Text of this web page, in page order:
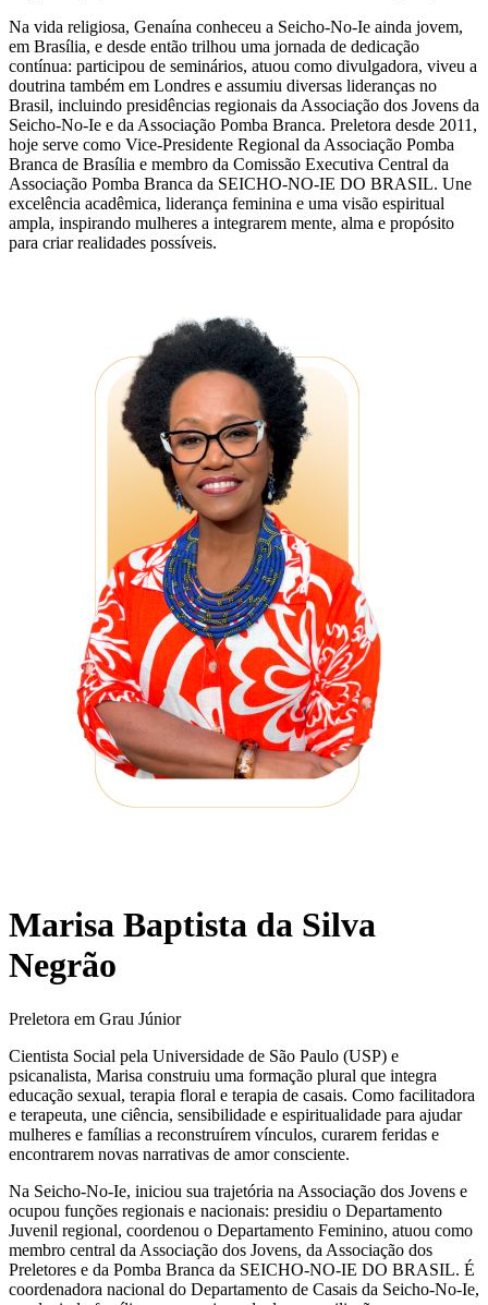
Na vida religiosa, Genaína conheceu a Seicho-No-Ie ainda jovem,
em Brasília, e desde então trilhou uma jornada de dedicação
contínua: participou de seminários, atuou como divulgadora, viveu a
doutrina também em Londres e assumiu diversas lideranças no
Brasil, incluindo presidências regionais da Associação dos Jovens da
Seicho-No-Ie e da Associação Pomba Branca. Preletora desde 2011,
hoje serve como Vice-Presidente Regional da Associação Pomba
Branca de Brasília e membro da Comissão Executiva Central da
Associação Pomba Branca da SEICHO-NO-IE DO BRASIL. Une
excelência acadêmica, liderança feminina e uma visão espiritual
ampla, inspirando mulheres a integrarem mente, alma e propósito
para criar realidades possíveis.
Marisa Baptista da Silva
Negrão
Preletora em Grau Júnior
Cientista Social pela Universidade de São Paulo (USP) e
psicanalista, Marisa construiu uma formação plural que integra
educação sexual, terapia floral e terapia de casais. Como facilitadora
e terapeuta, une ciência, sensibilidade e espiritualidade para ajudar
mulheres e famílias a reconstruírem vínculos, curarem feridas e
encontrarem novas narrativas de amor consciente.
Na Seicho-No-Ie, iniciou sua trajetória na Associação dos Jovens e
ocupou funções regionais e nacionais: presidiu o Departamento
Juvenil regional, coordenou o Departamento Feminino, atuou como
membro central da Associação dos Jovens, da Associação dos
Preletores e da Pomba Branca da SEICHO-NO-IE DO BRASIL. É
coordenadora nacional do Departamento de Casais da Seicho-No-Ie,